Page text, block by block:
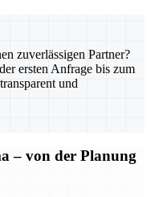
zuverlässigen Partner?
ersten Anfrage bis zum
und
– von der Planung